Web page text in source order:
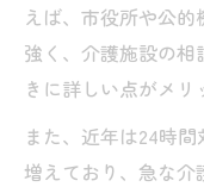
えば、市役所や公
強く、介護施設の
きに詳しい点がメリ
また、近年は24時
増えており、急な介